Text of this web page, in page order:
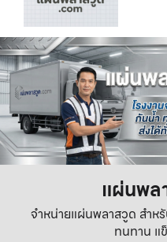
แผ่นพล
จำหน่ายแผ่นพลาสวูด สำห
ทนทาน แ